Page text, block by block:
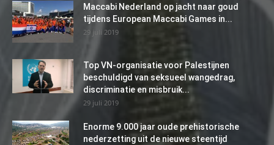
Maccabi Nederland op jacht naar goud
tijdens European Maccabi Games in...
29 juli 2019
Top VN-organisatie voor Palestijnen
beschuldigd van seksueel wangedrag,
discriminatie en misbruik...
29 juli 2019
Enorme 9.000 jaar oude prehistorische
nederzetting uit de nieuwe steentijd